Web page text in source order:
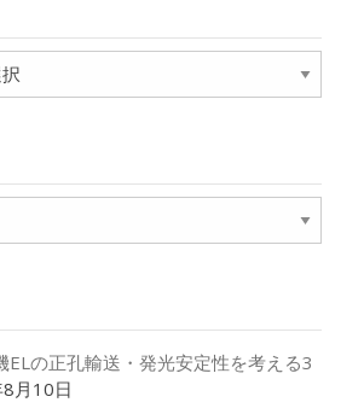
ELの正孔輸送・発光安定性を考える3
月10日